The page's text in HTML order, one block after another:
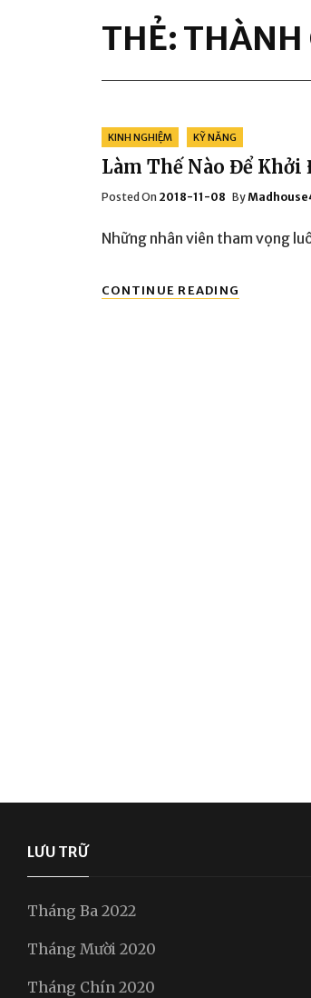
THẺ: THÀNH
Categories
KINH NGHIỆM KỸ NĂNG
Làm Thế Nào Để
Posted On Posted
2018-11-08 By
Những nhân viên tham vọng
CONTINUE READING
THẾ
LƯU TRỮ
Tháng Ba 2022
Tháng Mười 2020
Tháng Chín 2020